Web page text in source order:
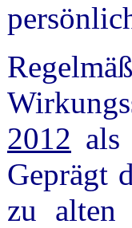
2012
Geprägt
zu alten